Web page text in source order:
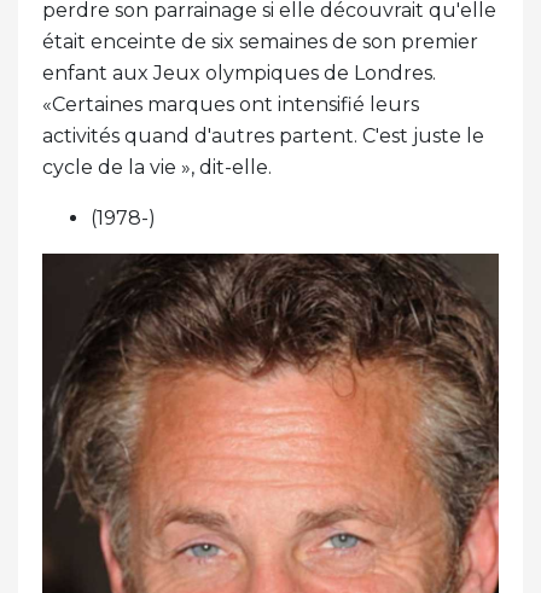
perdre son parrainage si elle découvrait qu'elle
était enceinte de six semaines de son premier
enfant aux Jeux olympiques de Londres.
«Certaines marques ont intensifié leurs
activités quand d'autres partent. C'est juste le
cycle de la vie », dit-elle.
(1978-)